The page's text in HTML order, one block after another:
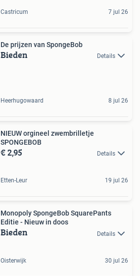
Castricum 7 jul 26
De prijzen van SpongeBob
Bieden Details
Heerhugowaard 8 jul 26
NIEUW orgineel zwembrilletje
SPONGEBOB
€ 2,95 Details
Etten-Leur 19 jul 26
Monopoly SpongeBob SquarePants
Editie - Nieuw in doos
Bieden Details
Oisterwijk 30 jul 26